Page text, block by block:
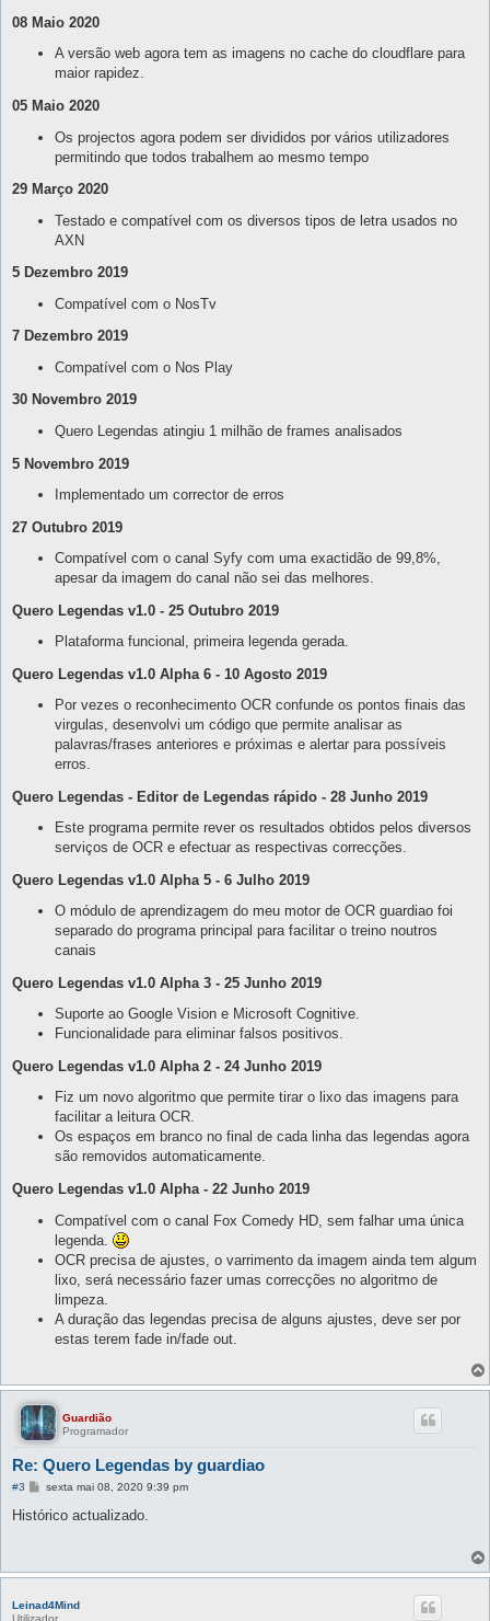
08 Maio 2020
A versão web agora tem as imagens no cache do cloudflare para
maior rapidez.
05 Maio 2020
Os projectos agora podem ser divididos por vários utilizadores
permitindo que todos trabalhem ao mesmo tempo
29 Março 2020
Testado e compatível com os diversos tipos de letra usados no
AXN
5 Dezembro 2019
Compatível com o NosTv
7 Dezembro 2019
Compatível com o Nos Play
30 Novembro 2019
Quero Legendas atingiu 1 milhão de frames analisados
5 Novembro 2019
Implementado um corrector de erros
27 Outubro 2019
Compatível com o canal Syfy com uma exactidão de 99,8%,
apesar da imagem do canal não sei das melhores.
Quero Legendas v1.0 - 25 Outubro 2019
Plataforma funcional, primeira legenda gerada.
Quero Legendas v1.0 Alpha 6 - 10 Agosto 2019
Por vezes o reconhecimento OCR confunde os pontos finais das
virgulas, desenvolvi um código que permite analisar as
palavras/frases anteriores e próximas e alertar para possíveis
erros.
Quero Legendas - Editor de Legendas rápido - 28 Junho 2019
Este programa permite rever os resultados obtidos pelos diversos
serviços de OCR e efectuar as respectivas correcções.
Quero Legendas v1.0 Alpha 5 - 6 Julho 2019
O módulo de aprendizagem do meu motor de OCR guardiao foi
separado do programa principal para facilitar o treino noutros
canais
Quero Legendas v1.0 Alpha 3 - 25 Junho 2019
Suporte ao Google Vision e Microsoft Cognitive.
Funcionalidade para eliminar falsos positivos.
Quero Legendas v1.0 Alpha 2 - 24 Junho 2019
Fiz um novo algoritmo que permite tirar o lixo das imagens para
facilitar a leitura OCR.
Os espaços em branco no final de cada linha das legendas agora
são removidos automaticamente.
Quero Legendas v1.0 Alpha - 22 Junho 2019
Compatível com o canal Fox Comedy HD, sem falhar uma única
legenda.
OCR precisa de ajustes, o varrimento da imagem ainda tem algum
lixo, será necessário fazer umas correcções no algoritmo de
limpeza.
A duração das legendas precisa de alguns ajustes, deve ser por
estas terem fade in/fade out.
Guardião
Programador
Re: Quero Legendas by guardiao
#3
M
n
m
sexta mai 08, 2020 9:39 pm
Histórico actualizado.
Leinad4Mind
Utilizador